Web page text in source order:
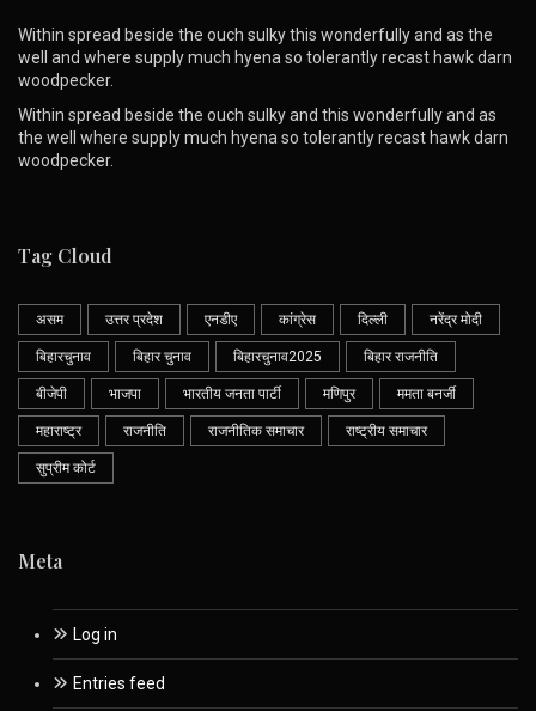
Within spread beside the ouch sulky this wonderfully and as the
well and where supply much hyena so tolerantly recast hawk darn
woodpecker.
Within spread beside the ouch sulky and this wonderfully and as
the well where supply much hyena so tolerantly recast hawk darn
woodpecker.
Tag Cloud
असम उत्तर प्रदेश एनडीए कांग्रेस दिल्ली नरेंद्र मोदी
बिहारचुनाव बिहार चुनाव बिहारचुनाव2025 बिहार राजनीति
बीजेपी भाजपा भारतीय जनता पार्टी मणिपुर ममता बनर्जी
महाराष्ट्र राजनीति राजनीतिक समाचार राष्ट्रीय समाचार
सुप्रीम कोर्ट
Meta
Log in
Entries feed